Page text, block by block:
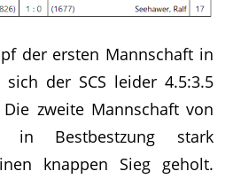
der ersten Mannschaft in
der SCS leider 4.5:3.5
zweite Mannschaft von
in Bestbestzung stark
knappen Sieg geholt.